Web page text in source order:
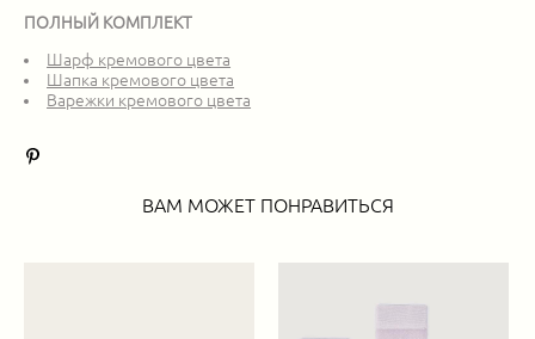
ПОЛНЫЙ КОМПЛЕКТ
Шарф кремового цвета
Шапка кремового цвета
Варежки кремового цвета
ВАМ МОЖЕТ ПОНРАВИТЬСЯ